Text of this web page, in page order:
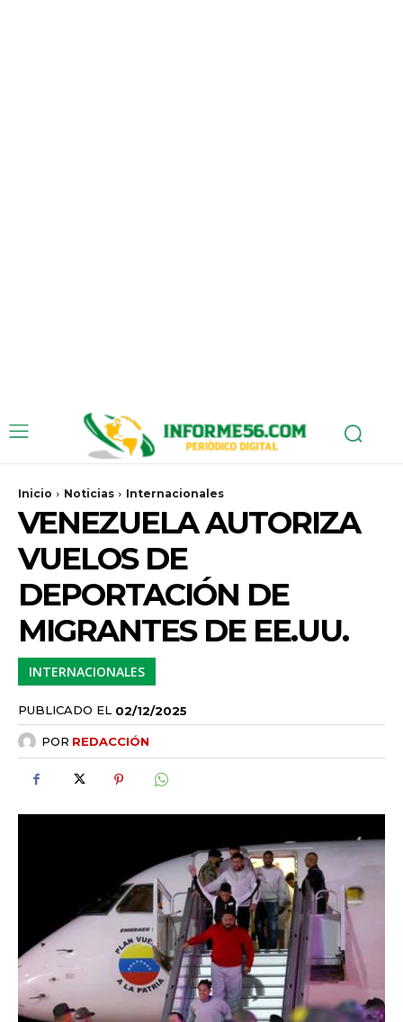
Inicio Noticias Internacionales
VENEZUELA AUTORIZA
VUELOS DE
DEPORTACIÓN DE
MIGRANTES DE EE.UU.
INTERNACIONALES
PUBLICADO EL 02/12/2025
POR REDACCIÓN